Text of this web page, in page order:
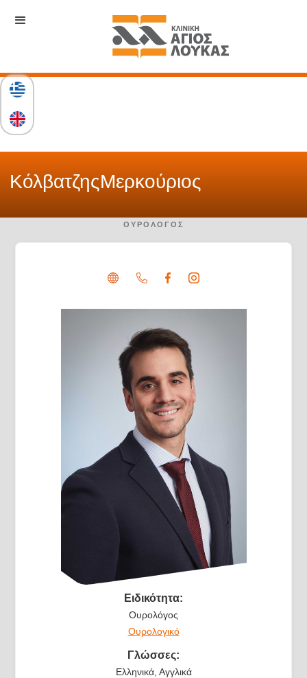
ΚόλβατζηςΜερκούριος
ΟΥΡΟΛΌΓΟΣ
Ειδικότητα:
Ουρολόγος
Ουρολογικό
Γλώσσες:
Ελληνικά, Αγγλικά